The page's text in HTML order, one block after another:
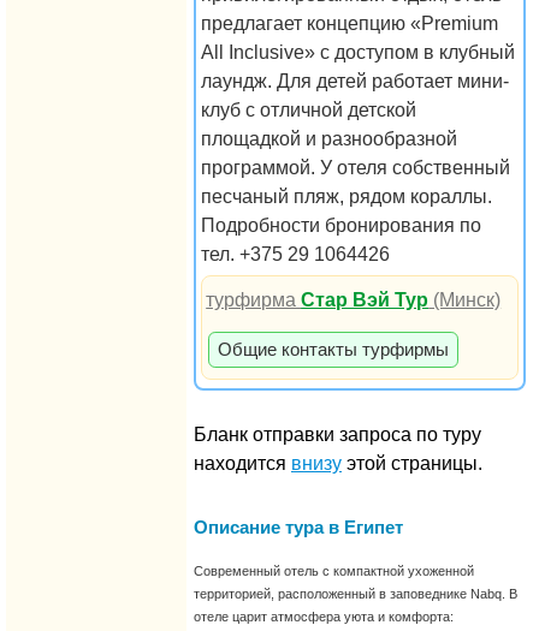
предлагает концепцию «Premium
All Inclusive» с доступом в клубный
лаундж. Для детей работает мини-
клуб с отличной детской
площадкой и разнообразной
программой. У отеля собственный
песчаный пляж, рядом кораллы.
Подробности бронирования по
тел. +375 29 1064426
турфирмаСтар Вэй Тур (Минск)
Общие контакты турфирмы
Бланк отправки запроса по туру
находится внизу этой страницы.
Описание тура в Египет
Современный отель с компактной ухоженной
территорией, расположенный в заповеднике Nabq. В
отеле царит атмосфера уюта и комфорта: